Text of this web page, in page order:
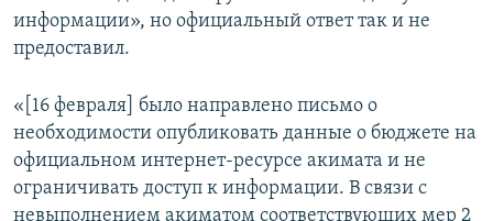
информации», но официальный ответ так и не
предоставил.
«[16 февраля] было направлено письмо о
необходимости опубликовать данные о бюджете на
официальном интернет-ресурсе акимата и не
ограничивать доступ к информации. В связи с
невыполнением акиматом соответствующих мер 2